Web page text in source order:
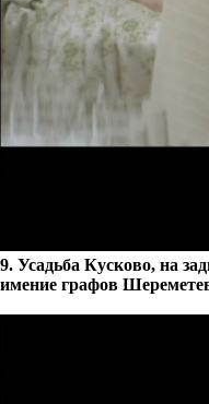
9. Усадьба Кусково, на
имение графов